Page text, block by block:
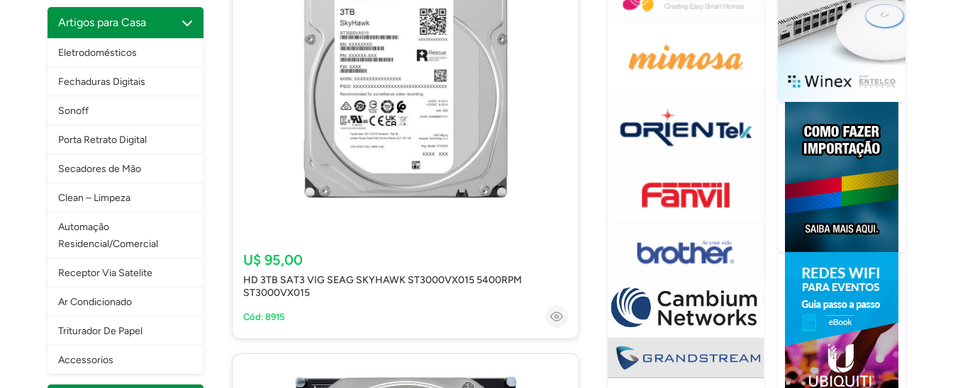
Artigos para Casa
Eletrodomésticos
Fechaduras Digitais
Sonoff
Porta Retrato Digital
Secadores de Mão
Clean – Limpeza
Automação
Residencial/Comercial
Receptor Via Satelite
Ar Condicionado
Triturador De Papel
Accessorios
U$ 95,00
HD 3TB SAT3 VIG SEAG SKYHAWK ST3000VX015 5400RPM
ST3000VX015
Cód: 8915